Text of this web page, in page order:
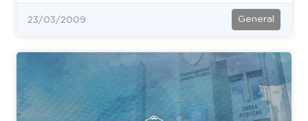
23/03/2009 General